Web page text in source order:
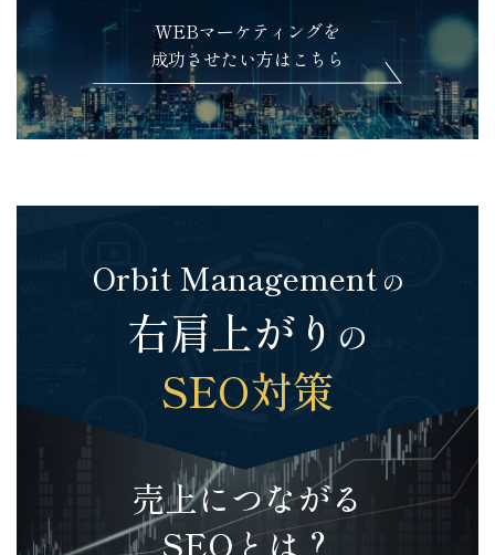
WEBマーケティングを
成功させたい方はこちら
Orbit Managementの
右肩上がり の
SEO対策
売上につながる
SEOとは？